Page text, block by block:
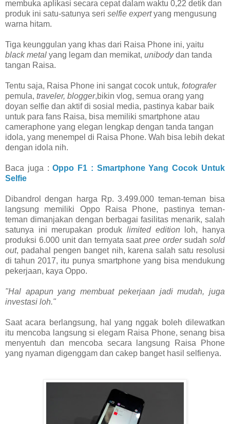
membuka aplikasi secara cepat dalam waktu 0,22 detik dan
produk ini satu-satunya seri selfie expertyang mengusung
warna hitam.
Tiga keunggulan yang khas dari Raisa Phone ini, yaitu
black metal yang legam dan memikat, unibodydan tanda
tangan Raisa.
Tentu saja, Raisa Phone ini sangat cocok untuk, fotografer
pemula, traveler, blogger,bikin vlog, semua orang yang
doyan selfie dan aktif di sosial media, pastinya kabar baik
untuk para fans Raisa, bisa memiliki smartphone atau
cameraphone yang elegan lengkap dengan tanda tangan
idola, yang menempel di Raisa Phone. Wah bisa lebih dekat
dengan idola nih.
Baca juga :Oppo F1 : Smartphone Yang Cocok Untuk
Selfie
Dibandrol dengan harga Rp. 3.499.000 teman-teman bisa
langsung memiliki Oppo Raisa Phone, pastinya teman-
teman dimanjakan dengan berbagai fasilitas menarik, salah
satunya ini merupakan produk limited edition
loh, hanya
produksi 6.000 unit dan ternyata saatpree ordersudahsold
out, padahal pengen banget nih, karena salah satu resolusi
di tahun 2017, itu punya smartphone yang bisa mendukung
pekerjaan, kaya Oppo.
"Hal apapun yang membuat pekerjaan jadi mudah, juga
investasi loh."
Saat acara berlangsung, hal yang nggak boleh dilewatkan
itu mencoba langsung si elegam Raisa Phone, senang bisa
menyentuh dan mencoba secara langsung Raisa Phone
yang nyaman digenggam dan cakep banget hasil selfienya.